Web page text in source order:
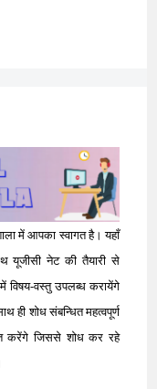
में आपका स्वागत है। यहाँ
नेट की तैयारी से
में विषय-वस्तु उपलब्ध करायेंगे
ही शोध संबन्धित महत्वपूर्ण
करेंगे जिससे शोध कर रहे